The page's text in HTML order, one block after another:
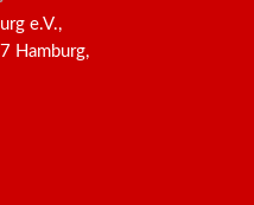
e.V.,
Hamburg,